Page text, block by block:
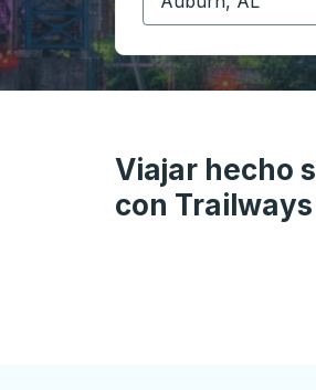
Viajar hecho
con Trailways